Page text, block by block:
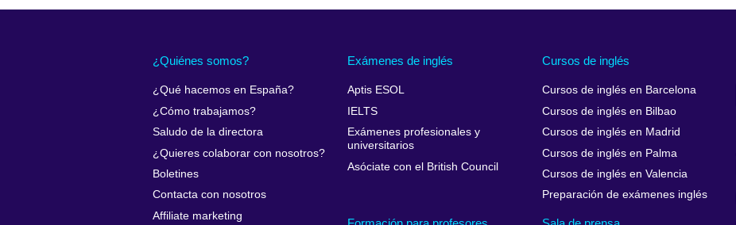
¿Quiénes somos?
¿Qué hacemos en España?
¿Cómo trabajamos?
Saludo de la directora
¿Quieres colaborar con nosotros?
Boletines
Contacta con nosotros
Affiliate marketing
Exámenes de inglés
Aptis ESOL
IELTS
Exámenes profesionales y
universitarios
Asóciate con el British Council
Cursos de inglés
Cursos de inglés en Barcelona
Cursos de inglés en Bilbao
Cursos de inglés en Madrid
Cursos de inglés en Palma
Cursos de inglés en Valencia
Preparación de exámenes inglés